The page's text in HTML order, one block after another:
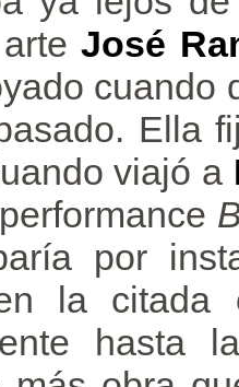
arteJosé
cuando
Ella
viajó a
por
la citada
hasta